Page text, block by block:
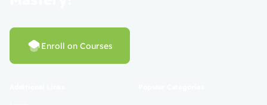
Enroll on Courses